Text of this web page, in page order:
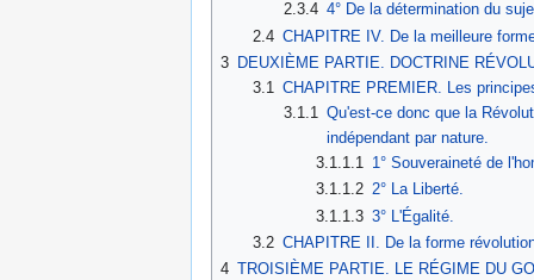
2.3.4 4° De la détermination du
2.4 CHAPITRE IV. De la meilleure
3 DEUXIÈME PARTIE. DOCTRINE
3.1 CHAPITRE PREMIER. Les
3.1.1 Qu'est-ce donc que la
indépendant par nature.
3.1.1.1 1° Souveraineté de
3.1.1.2 2° La Liberté.
3.1.1.3 3° L'Égalité.
3.2 CHAPITRE II. De la forme
4 TROISIÈME PARTIE. LE RÉGIME DU